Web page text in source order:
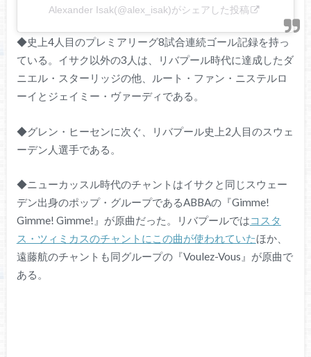
Alexander Isak(@alex_isak)がシェアした投稿
◆史上4人目のプレミアリーグ8試合連続ゴール記録を持っ
ている。イサク以外の3人は、リバプール時代に達成したダ
ニエル・スターリッジの他、ルート・ファン・ニステルロ
ーイとジェイミー・ヴァーディである。
◆グレン・ヒーセンに次ぐ、リバプール史上2人目のスウェ
ーデン人選手である。
◆ニューカッスル時代のチャントはイサクと同じスウェー
デン出身のポップ・グループであるABBAの『Gimme!
Gimme! Gimme!』が原曲だった。リバプールではコスタ
ス・ツィミカスのチャントにこの曲が使われていたほか、
遠藤航のチャントも同グループの『Voulez-Vous』が原曲で
ある。